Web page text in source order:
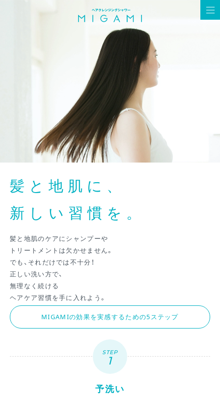
髪と地肌に、
新しい習慣を。
髪と地肌のケアにシャンプーや
トリートメントは欠かせません。
でも、それだけでは不十分！
正しい洗い方で、
無理なく続ける
ヘアケア習慣を手に入れよう。
MIGAMIの効果を実感するための5ステップ
STEP
予洗い